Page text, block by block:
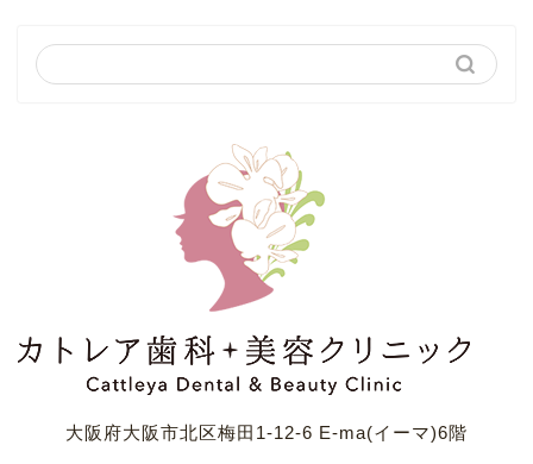
大阪府大阪市北区梅田1-12-6 E-ma(イーマ)6階